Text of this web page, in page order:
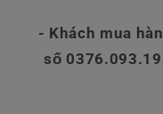
- Khách mua
số